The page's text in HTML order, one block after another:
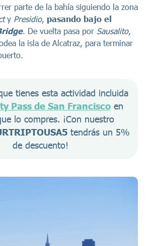
parte de la bahía siguiendo la zona
y Presidio, pasando bajo el
. De vuelta pasa por Sausalito,
la isla de Alcatraz, para terminar
tienes esta actividad incluida
Pass de San Francisco en
tendrás un 5%
de descuento!